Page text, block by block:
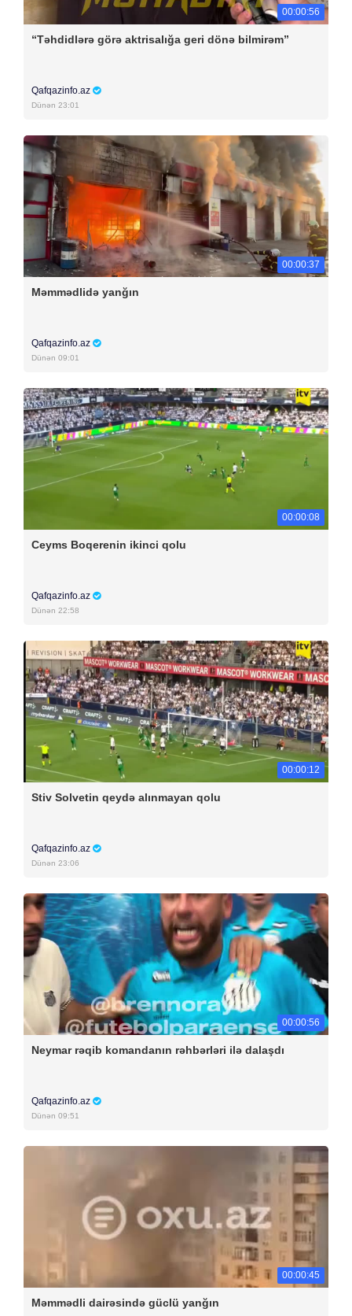
00:00:56
“Təhdidlərə görə aktrisalığa geri dönə bilmirəm”
Qafqazinfo.az
Dünən 23:01
00:00:37
Məmmədlidə yanğın
Qafqazinfo.az
Dünən 09:01
00:00:08
Ceyms Boqerenin ikinci qolu
Qafqazinfo.az
Dünən 22:58
00:00:12
Stiv Solvetin qeydə alınmayan qolu
Qafqazinfo.az
Dünən 23:06
00:00:56
Neymar rəqib komandanın rəhbərləri ilə dalaşdı
Qafqazinfo.az
Dünən 09:51
00:00:45
Məmmədli dairəsində güclü yanğın